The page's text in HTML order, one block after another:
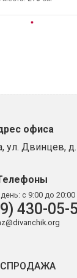
офиса
ул. Двинцев,
с 9:00 до 20:00
430-05-